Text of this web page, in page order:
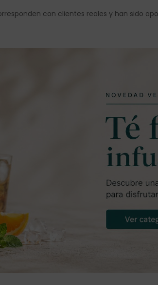
con clientes reales y han sido